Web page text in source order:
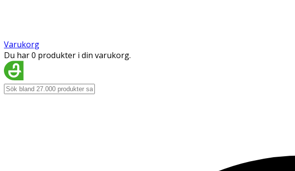
Varukorg
Du har 0 produkter i din varukorg.